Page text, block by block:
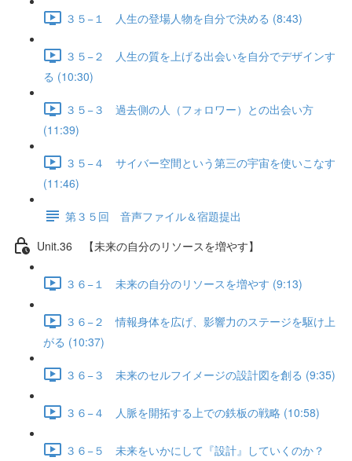
３５−１ 人生の登場人物を自分で決める (8:43)
３５−２ 人生の質を上げる出会いを自分でデザインす
る (10:30)
３５−３ 過去側の人（フォロワー）との出会い方
(11:39)
３５−４ サイバー空間という第三の宇宙を使いこなす
(11:46)
第３５回 音声ファイル＆宿題提出
Unit.36 【未来の自分のリソースを増やす】
３６−１ 未来の自分のリソースを増やす (9:13)
３６−２ 情報身体を広げ、影響力のステージを駆け上
がる (10:37)
３６−３ 未来のセルフイメージの設計図を創る (9:35)
３６−４ 人脈を開拓する上での鉄板の戦略 (10:58)
３６−５ 未来をいかにして『設計』していくのか？